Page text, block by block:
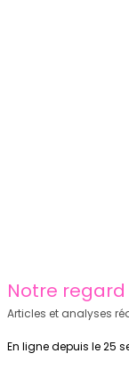
Notre regard
Articles et analyses
En ligne depuis le 25